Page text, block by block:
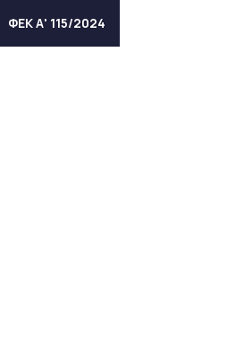
ΦΕΚ Α' 115/2024